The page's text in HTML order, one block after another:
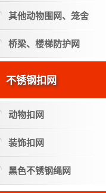
其他动物围网、笼舍
桥梁、楼梯防护网
不锈钢扣网
动物扣网
装饰扣网
黑色不锈钢绳网